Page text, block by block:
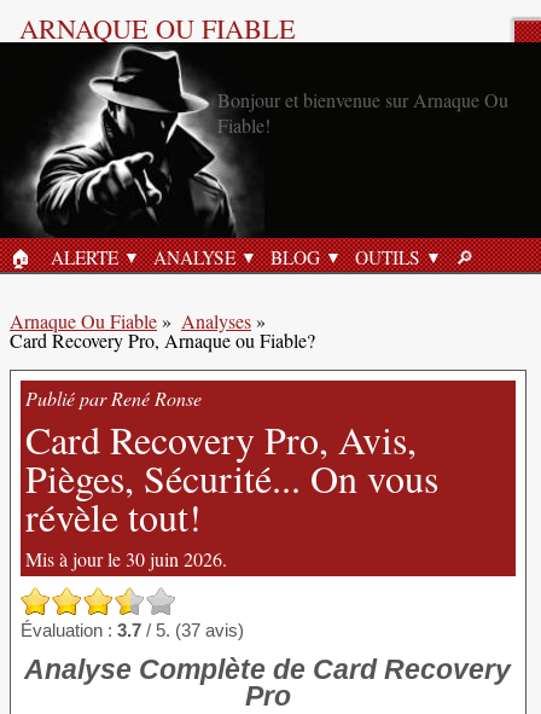
ARNAQUE OU FIABLE
ACCUEIL
🏠︎ ALERTE ANALYSE BLOG OUTILS 🔎︎
Arnaque Ou Fiable» Analyses»
Card Recovery Pro, Arnaque ou Fiable?
Publié par René Ronse
Card Recovery Pro, Avis,
Pièges, Sécurité... On vous
révèle tout!
Mis à jour le 30 juin 2026.
Évaluation : 3.7 / 5. (37 avis)
Analyse Complète de Card Recovery
Pro